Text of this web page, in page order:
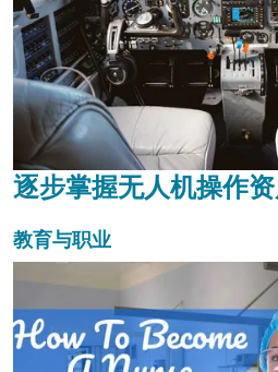
逐步掌握无人机操作
教育与职业